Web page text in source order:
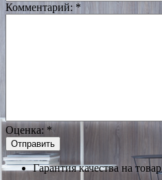
Комментарий: *
Оценка:*
Гарантия качества на товар